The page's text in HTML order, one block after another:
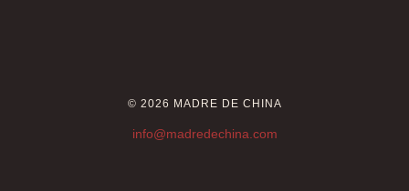
© 2026 MADRE DE CHINA
info@madredechina.com